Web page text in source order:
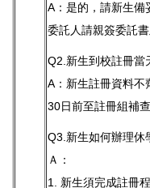
A：是的，請新生備
委託人請親簽委託
Q2.新生到校註冊當
A：新生註冊資料不
30日前至註冊組補
Q3.新生如何辦理休
Ａ：
1. 新生須完成註冊